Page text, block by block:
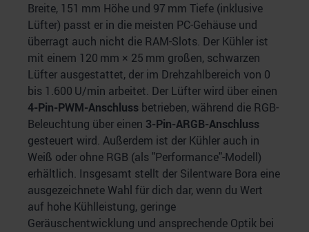
Breite, 151 mm Höhe und 97 mm Tiefe (inklusive
Lüfter) passt er in die meisten PC-Gehäuse und
überragt auch nicht die RAM-Slots. Der Kühler ist
mit einem 120 mm × 25 mm großen, schwarzen
Lüfter ausgestattet, der im Drehzahlbereich von 0
bis 1.600 U/min arbeitet. Der Lüfter wird über einen
4-Pin-PWM-Anschluss betrieben, während die RGB-
Beleuchtung über einen 3-Pin-ARGB-Anschluss
gesteuert wird. Außerdem ist der Kühler auch in
Weiß oder ohne RGB (als "Performance"-Modell)
erhältlich. Insgesamt stellt der Silentware Bora eine
ausgezeichnete Wahl für dich dar, wenn du Wert
auf hohe Kühlleistung, geringe
Geräuschentwicklung und ansprechende Optik bei